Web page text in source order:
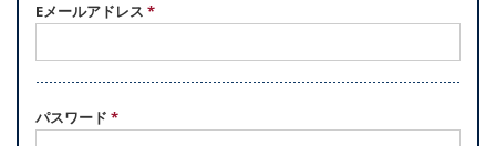
Eメールアドレス *
パスワード *